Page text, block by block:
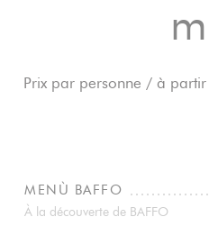
Prix par personne / à
MENÙ BAFFO
À la découverte de BAFFO